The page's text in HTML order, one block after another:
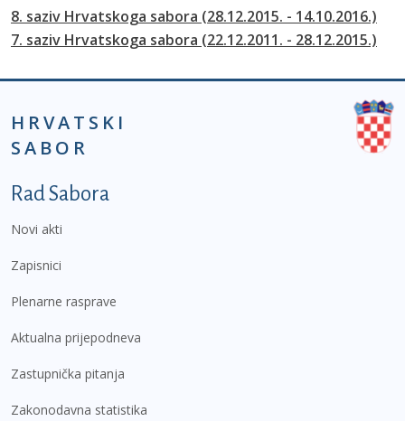
8. saziv Hrvatskoga sabora (28.12.2015. - 14.10.2016.)
7. saziv Hrvatskoga sabora (22.12.2011. - 28.12.2015.)
HRVATSKI
SABOR
Podnožje prvi izbornik
Rad Sabora
Novi akti
Zapisnici
Plenarne rasprave
Aktualna prijepodneva
Zastupnička pitanja
Zakonodavna statistika